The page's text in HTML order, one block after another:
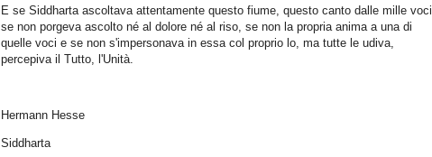
E se Siddharta ascoltava attentamente questo fiume, questo canto dalle mille voci,
se non porgeva ascolto né al dolore né al riso, se non la propria anima a una di
quelle voci e se non s'impersonava in essa col proprio lo, ma tutte le udiva,
percepiva il Tutto, l'Unità.
Hermann Hesse
Siddharta